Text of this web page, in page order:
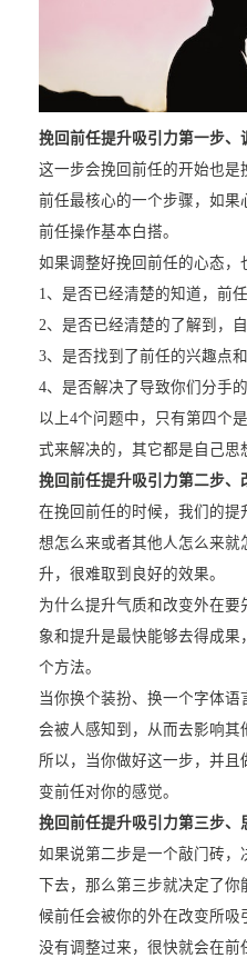
挽回前任提升吸引力第一步、
这一步会挽回前任的开始也是
前任最核心的一个步骤，如果
前任操作基本白搭。
如果调整好挽回前任的心态，
1、是否已经清楚的知道，前
2、是否已经清楚的了解到，
3、是否找到了前任的兴趣点
4、是否解决了导致你们分手
以上4个问题中，只有第四个
式来解决的，其它都是自己思
挽回前任提升吸引力第二步、
在挽回前任的时候，我们的
想怎么来或者其他人怎么来
升，很难取到良好的效果。
为什么提升气质和改变外在
象和提升是最快能够去得成
个方法。
当你换个装扮、换一个字体
会被人感知到，从而去影响其
所以，当你做好这一步，并
变前任对你的感觉。
挽回前任提升吸引力第三步
如果说第二步是一个敲门砖
下去，那么第三步就决定了
候前任会被你的外在改变所
没有调整过来，很快就会在前